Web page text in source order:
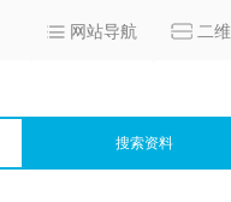
网站导航 二
搜索资料